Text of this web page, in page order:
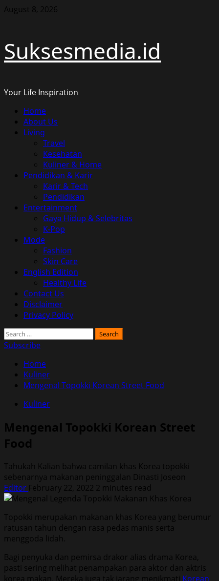
Skip
August 8, 2026
Suksesmedia.id
Your Life Inspiration
Primary
Menu
Home
About Us
Living
Travel
Kesehatan
Kuliner & Home
Pendidikan & Karir
Karir & Tech
Pendidikan
Entertainment
Gaya Hidup & Selebritas
K-Pop
Mode
Fashion
Skin Care
English Edition
Healthy Life
Contact Us
Disclaimer
Privacy Policy
Search
for:
Subscribe
Home
Kuliner
Mengenal Topokki Korean Street Food
Kuliner
Mengenal Topokki Korean Street
Food
Tahukah Kalian bahwa camilan khas Korea topokki
sebenarnya makanan peninggalan Dinasti Joseon
Editor February 22, 2022 2 minutes read
Topokki merupakan makanan khas Korea yang berumur
ratusan tahun dengan rasa pedas manis serta
menggoda lidah.
Bagi penyuka dan pemirsa drakor alias drama Korea,
pasti sering melihat penampakan para aktor dan aktris
korea makan. Mereka juga tak jarang menikmati Korean